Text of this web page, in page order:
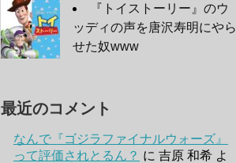
『トイストーリー』のウ
ッディの声を唐沢寿明にやら
せた奴www
最近のコメント
なんで『ゴジラファイナルウォーズ』
って評価されとるん？ に 吉原 和希 よ